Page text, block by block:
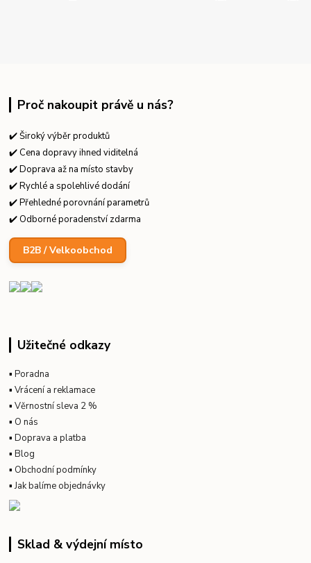
Proč nakoupit právě u nás?
✔️ Široký výběr produktů
✔️ Cena dopravy ihned viditelná
✔️ Doprava až na místo stavby
✔️ Rychlé a spolehlivé dodání
✔️ Přehledné porovnání parametrů
✔️ Odborné poradenství zdarma
B2B / Velkoobchod
Užitečné odkazy
▪Poradna
▪Vrácení a reklamace
▪Věrnostní sleva 2 %
▪ O nás
▪Doprava a platba
▪Blog
▪ Obchodní podmínky
▪Jak balíme objednávky
Sklad & výdejní místo